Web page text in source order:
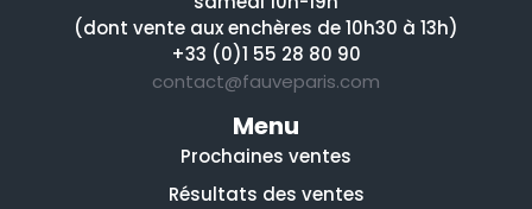
(dont vente aux enchères de 10h30 à 13h)
+33 (0)1 55 28 80 90
contact@fauveparis.com
Menu
Prochaines ventes
Résultats des ventes